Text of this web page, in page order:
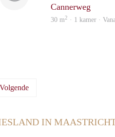
Cannerweg
30 m2 · 1 kamer ·
Volgende
IN